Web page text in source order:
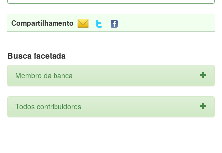
Compartilhamento
Busca facetada
Membro da banca
Todos contribuidores